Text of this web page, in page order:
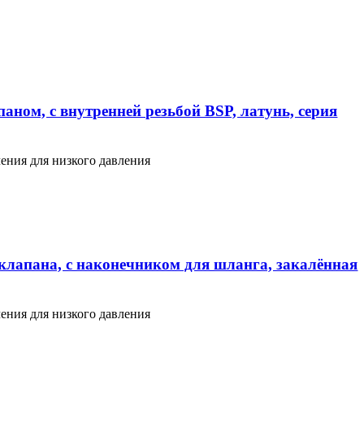
с внутренней резьбой BSP, латунь, серия
для низкого давления
с наконечником для шланга, закалённая
для низкого давления